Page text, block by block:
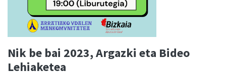
Nik be bai 2023, Argazki eta Bideo
Lehiaketea